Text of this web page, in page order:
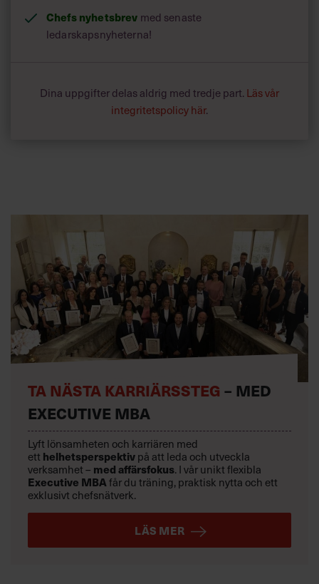
Chefs nyhetsbrev med senaste
ledarskapsnyheterna!
Dina uppgifter delas aldrig med tredje part. Läs vår
integritetspolicy här.
TA NÄSTA KARRIÄRSSTEG – MED
EXECUTIVE MBA
Lyft lönsamheten och karriären med
ett helhetsperspektiv på att leda och utveckla
verksamhet – med affärsfokus. I vår unikt flexibla
Executive MBAfår du träning, praktisk nytta och ett
exklusivt chefsnätverk.
LÄS MER